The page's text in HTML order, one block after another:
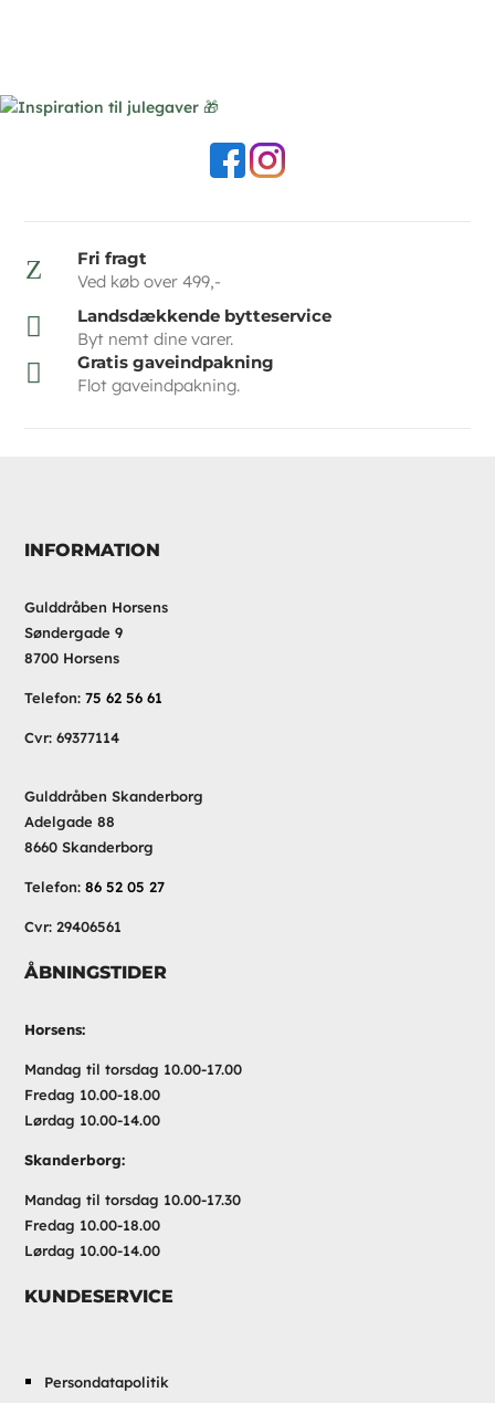
Z
Fri fragt
Ved køb over 499,-

Landsdækkende bytteservice
Byt nemt dine varer.

Gratis gaveindpakning
Flot gaveindpakning.
INFORMATION
Gulddråben Horsens
Søndergade 9
8700 Horsens
Telefon:75 62 56 61
Cvr: 69377114
Gulddråben Skanderborg
Adelgade 88
8660 Skanderborg
Telefon:86 52 05 27
Cvr: 29406561
ÅBNINGSTIDER
Horsens:
Mandag til torsdag 10.00-17.00
Fredag 10.00-18.00
Lørdag 10.00-14.00
Skanderborg:
Mandag til torsdag 10.00-17.30
Fredag 10.00-18.00
Lørdag 10.00-14.00
KUNDESERVICE
Persondatapolitik